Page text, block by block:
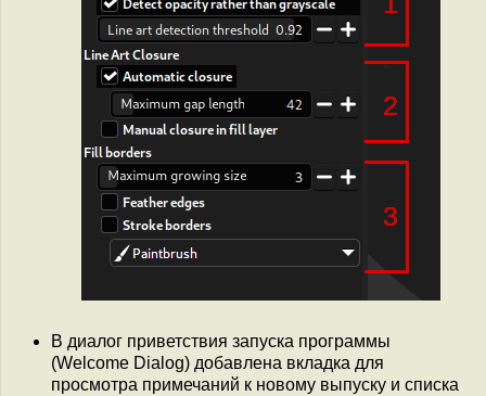
В диалог приветствия запуска программы
(Welcome Dialog) добавлена вкладка для
просмотра примечаний к новому выпуску и списка